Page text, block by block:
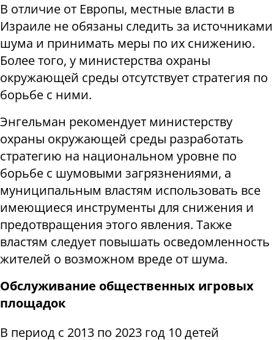
В отличие от Европы, местные власти в
Израиле не обязаны следить за источниками
шума и принимать меры по их снижению.
Более того, у министерства охраны
окружающей среды отсутствует стратегия по
борьбе с ними.
Энгельман рекомендует министерству
охраны окружающей среды разработать
стратегию на национальном уровне по
борьбе с шумовыми загрязнениями, а
муниципальным властям использовать все
имеющиеся инструменты для снижения и
предотвращения этого явления. Также
властям следует повышать осведомленность
жителей о возможном вреде от шума.
Обслуживание общественных игровых
площадок
В период с 2013 по 2023 год 10 детей